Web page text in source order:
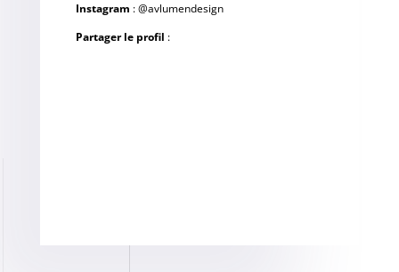
Instagram :@avlumendesign
Partager le profil :